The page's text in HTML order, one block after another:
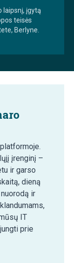
laipsnį, įgytą
teisės
Berlyne.
įrenginį –
ir garso
dieną
ir
IT
prie